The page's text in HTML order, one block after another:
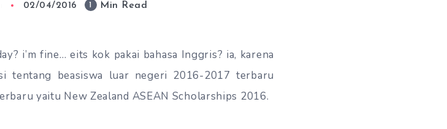
02/04/2016 1 Min Read
i’m fine… eits kok pakai bahasa Inggris? ia, karena
tentang beasiswa luar negeri 2016-2017 terbaru
yaitu New Zealand ASEAN Scholarships 2016.